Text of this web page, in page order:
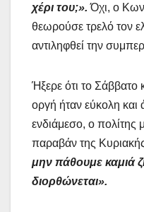
χέρι του;». Όχι, ο
θεωρούσε τρελό τον
αντιληφθεί την
Ήξερε ότι το Σάββατο
οργή ήταν εύκολη
ενδιάμεσο, ο πολίτης
παραβάν της
μην πάθουμε καμιά
διορθώνεται».